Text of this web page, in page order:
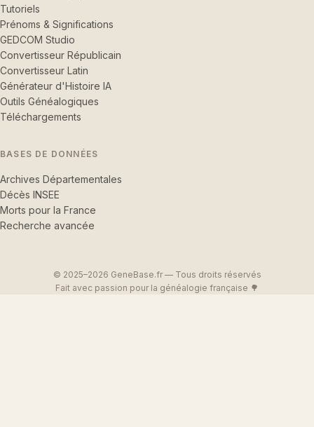
Tutoriels
Prénoms & Significations
GEDCOM Studio
Convertisseur Républicain
Convertisseur Latin
Générateur d'Histoire IA
Outils Généalogiques
Téléchargements
BASES DE DONNÉES
Archives Départementales
Décès INSEE
Morts pour la France
Recherche avancée
© 2025–2026 GeneBase.fr — Tous droits réservés
Fait avec passion pour la généalogie française 🌳